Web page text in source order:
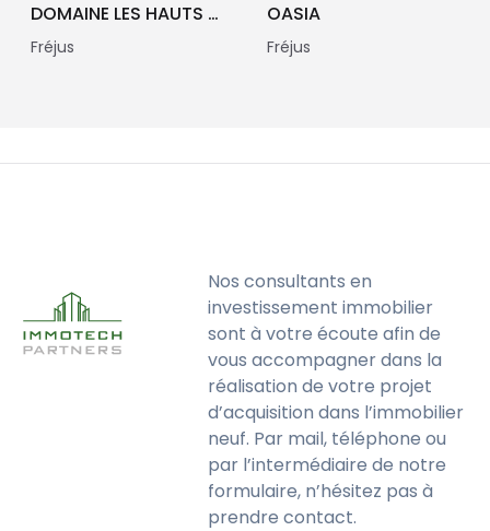
DOMAINE LES HAUTS PINS FREJUS
Fréjus
OASIA
Fréjus
Nos consultants en
investissement immobilier
sont à votre écoute afin de
vous accompagner dans la
réalisation de votre projet
d’acquisition dans l’immobilier
neuf. Par mail, téléphone ou
par l’intermédiaire de notre
formulaire, n’hésitez pas à
prendre contact.